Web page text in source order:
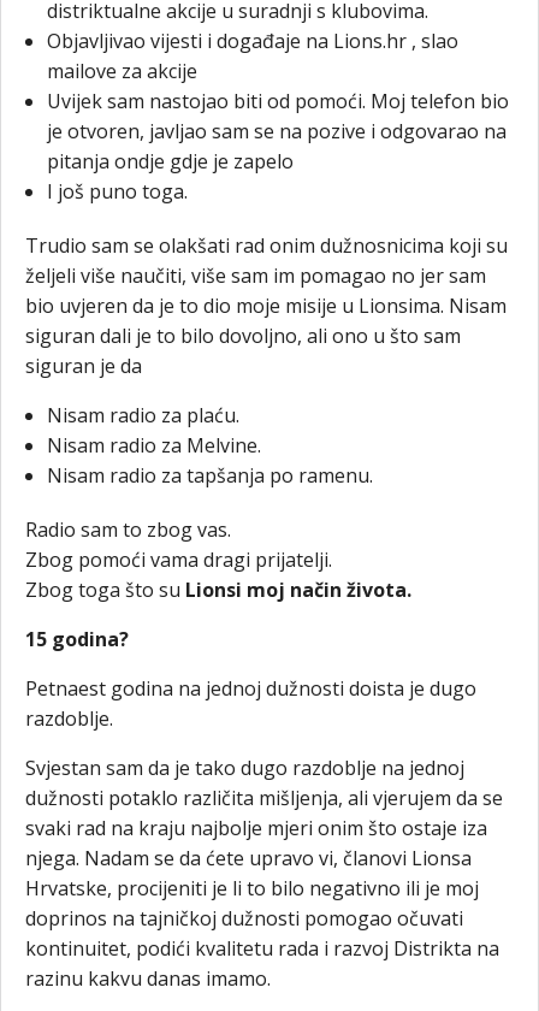
distriktualne akcije u suradnji s klubovima.
Objavljivao vijesti i događaje na Lions.hr , slao
mailove za akcije
Uvijek sam nastojao biti od pomoći. Moj telefon bio
je otvoren, javljao sam se na pozive i odgovarao na
pitanja ondje gdje je zapelo
I još puno toga.
Trudio sam se olakšati rad onim dužnosnicima koji su
željeli više naučiti, više sam im pomagao no jer sam
bio uvjeren da je to dio moje misije u Lionsima. Nisam
siguran dali je to bilo dovoljno, ali ono u što sam
siguran je da
Nisam radio za plaću.
Nisam radio za Melvine.
Nisam radio za tapšanja po ramenu.
Radio sam to zbog vas.
Zbog pomoći vama dragi prijatelji.
Zbog toga što su Lionsi moj način života.
15 godina?
Petnaest godina na jednoj dužnosti doista je dugo
razdoblje.
Svjestan sam da je tako dugo razdoblje na jednoj
dužnosti potaklo različita mišljenja, ali vjerujem da se
svaki rad na kraju najbolje mjeri onim što ostaje iza
njega. Nadam se da ćete upravo vi, članovi Lionsa
Hrvatske, procijeniti je li to bilo negativno ili je moj
doprinos na tajničkoj dužnosti pomogao očuvati
kontinuitet, podići kvalitetu rada i razvoj Distrikta na
razinu kakvu danas imamo.